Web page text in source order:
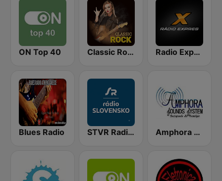
ON Top 40 Classic Rock Station Radio Expres
Blues Radio STVR Radio Slovensko Amphora Radio